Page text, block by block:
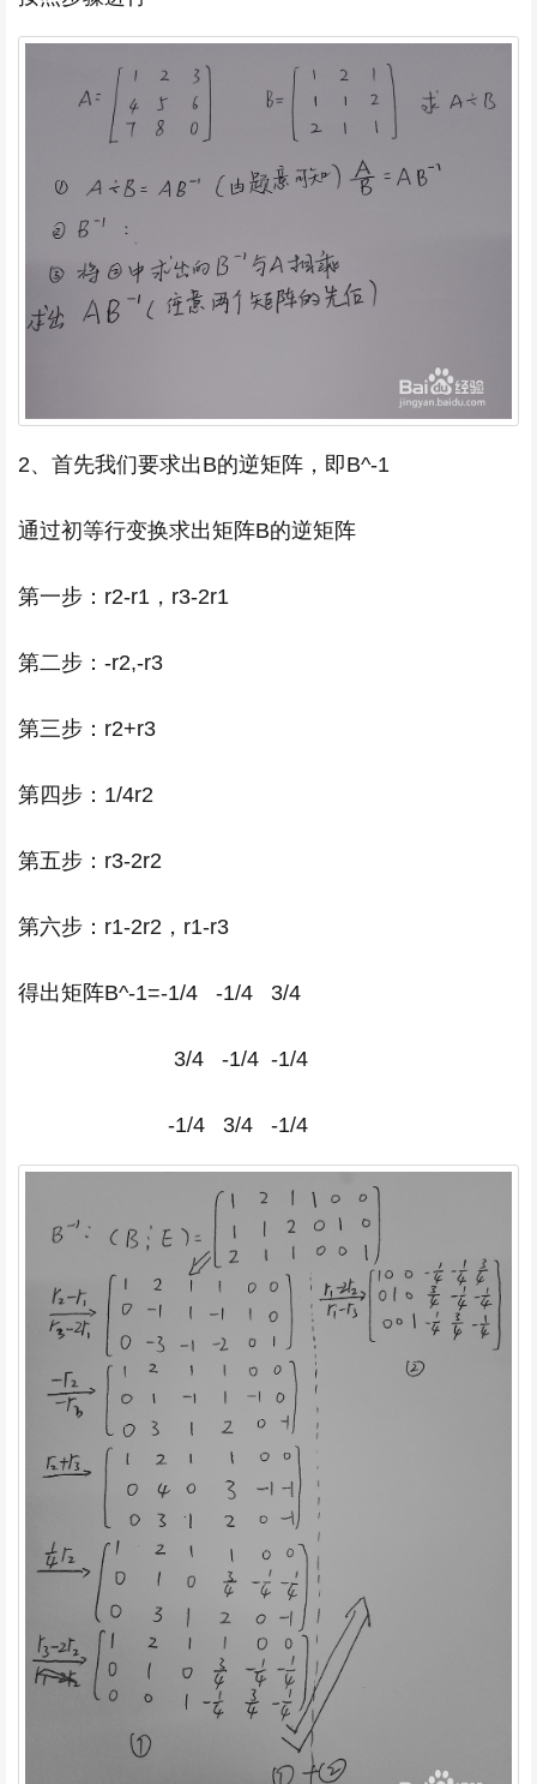
2、首先我们要求出B的逆矩阵，即B^-1
通过初等行变换求出矩阵B的逆矩阵
第一步：r2-r1，r3-2r1
第二步：-r2,-r3
第三步：r2+r3
第四步：1/4r2
第五步：r3-2r2
第六步：r1-2r2，r1-r3
得出矩阵B^-1=-1/4 -1/4 3/4
3/4 -1/4 -1/4
-1/4 3/4 -1/4